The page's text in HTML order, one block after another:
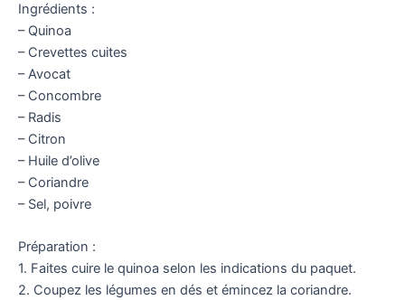
Ingrédients :
– Quinoa
– Crevettes cuites
– Avocat
– Concombre
– Radis
– Citron
– Huile d’olive
– Coriandre
– Sel, poivre
Préparation :
1. Faites cuire le quinoa selon les indications du paquet.
2. Coupez les légumes en dés et émincez la coriandre.